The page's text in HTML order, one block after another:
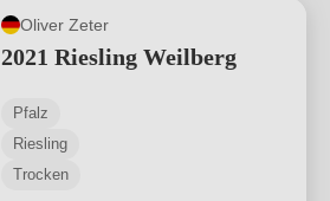
Oliver Zeter
2021 Riesling Weilberg
Pfalz
Riesling
Trocken